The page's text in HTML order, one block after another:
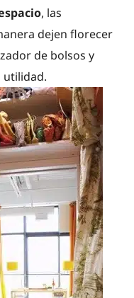
, las
dejen florecer
de bolsos y
utilidad.